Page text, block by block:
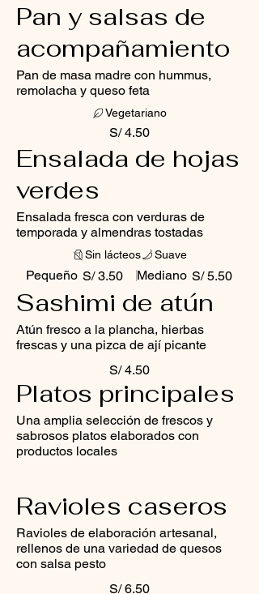
Pan y salsas de
acompañamiento
Pan de masa madre con hummus,
remolacha y queso feta
S/ 4.50
Vegetariano
Ensalada de hojas
verdes
Ensalada fresca con verduras de
temporada y almendras tostadas
Pequeño S/ 3.50 Mediano S/ 5.50
Sin lácteos Suave
Sashimi de atún
Atún fresco a la plancha, hierbas
frescas y una pizca de ají picante
S/ 4.50
Platos principales
Una amplia selección de frescos y
sabrosos platos elaborados con
productos locales
Ravioles caseros
Ravioles de elaboración artesanal,
rellenos de una variedad de quesos
con salsa pesto
S/ 6.50